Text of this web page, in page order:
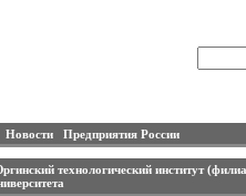
Новости Предприятия России
технологический институт